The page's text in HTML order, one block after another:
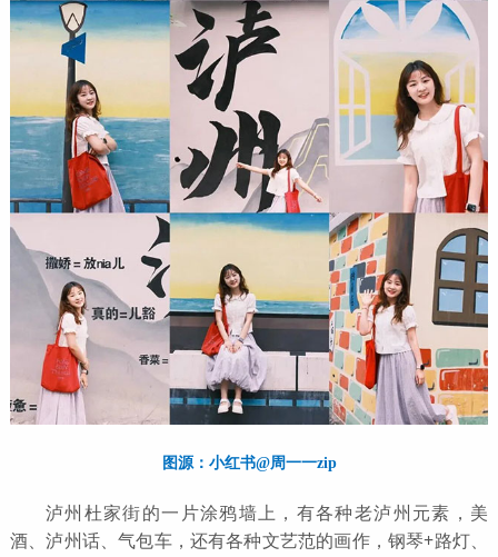
图源：小红书@周一一zip
泸州杜家街的一片涂鸦墙上，有各种老泸州元素，美
酒、泸州话、气包车，还有各种文艺范的画作，钢琴+路灯、